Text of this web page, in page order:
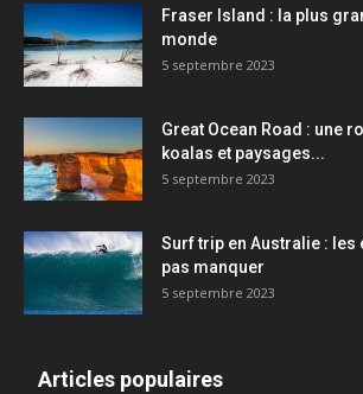
Fraser Island : la plus
monde
5 septembre 2023
Great Ocean Road : une
koalas et paysages...
5 septembre 2023
Surf trip en Australie : les
pas manquer
5 septembre 2023
Articles populaires